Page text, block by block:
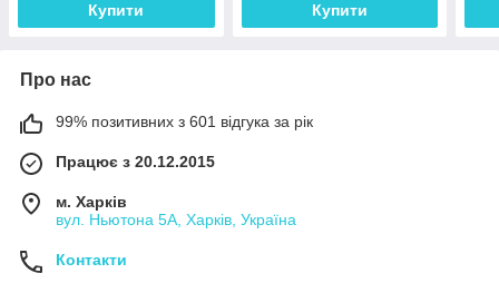
Купити Купити
Про нас
99% позитивних з 601 відгука за рік
Працює з 20.12.2015
м. Харків
вул. Ньютона 5А, Харків, Україна
Контакти